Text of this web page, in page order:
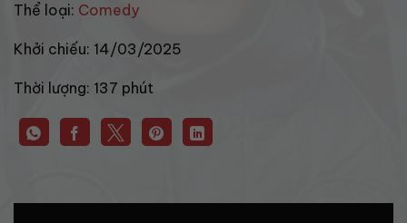
Thể loại: Comedy
Khởi chiếu: 14/03/2025
Thời lượng: 137 phút